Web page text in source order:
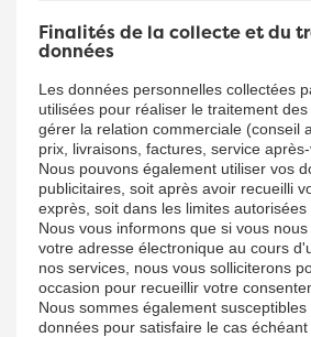
Finalités de la collecte et du
données
Les données personnelles collectées
utilisées pour réaliser le traitement
gérer la relation commerciale (conseil
prix, livraisons, factures, service après-
Nous pouvons également utiliser vos
publicitaires, soit après avoir recueilli
exprès, soit dans les limites autorisées
Nous vous informons que si vous
votre adresse électronique au cours
nos services, nous vous solliciterons
occasion pour recueillir votre
Nous sommes également susceptibles
données pour satisfaire le cas